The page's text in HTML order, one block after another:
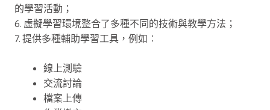
的學習活動；
6. 虛擬學習環境整合了多種不同的技術與教學方法；
7. 提供多種輔助學習工具，例如︰
線上測驗
交流討論
檔案上傳